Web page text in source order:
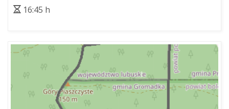
16:45 h